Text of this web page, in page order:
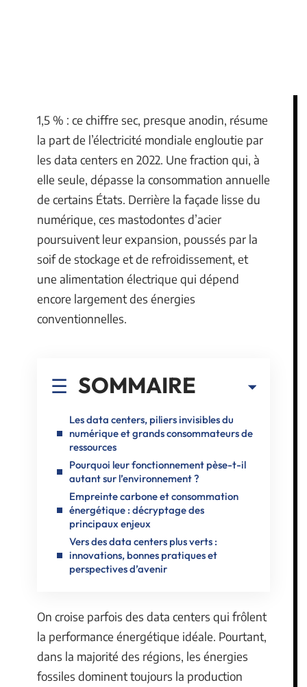
1,5 % : ce chiffre sec, presque anodin, résume
la part de l’électricité mondiale engloutie par
les data centers en 2022. Une fraction qui, à
elle seule, dépasse la consommation annuelle
de certains États. Derrière la façade lisse du
numérique, ces mastodontes d’acier
poursuivent leur expansion, poussés par la
soif de stockage et de refroidissement, et
une alimentation électrique qui dépend
encore largement des énergies
conventionnelles.
SOMMAIRE
Les data centers, piliers invisibles du
numérique et grands consommateurs de
ressources
Pourquoi leur fonctionnement pèse-t-il
autant sur l’environnement ?
Empreinte carbone et consommation
énergétique : décryptage des
principaux enjeux
Vers des data centers plus verts :
innovations, bonnes pratiques et
perspectives d’avenir
On croise parfois des data centers qui frôlent
la performance énergétique idéale. Pourtant,
dans la majorité des régions, les énergies
fossiles dominent toujours la production